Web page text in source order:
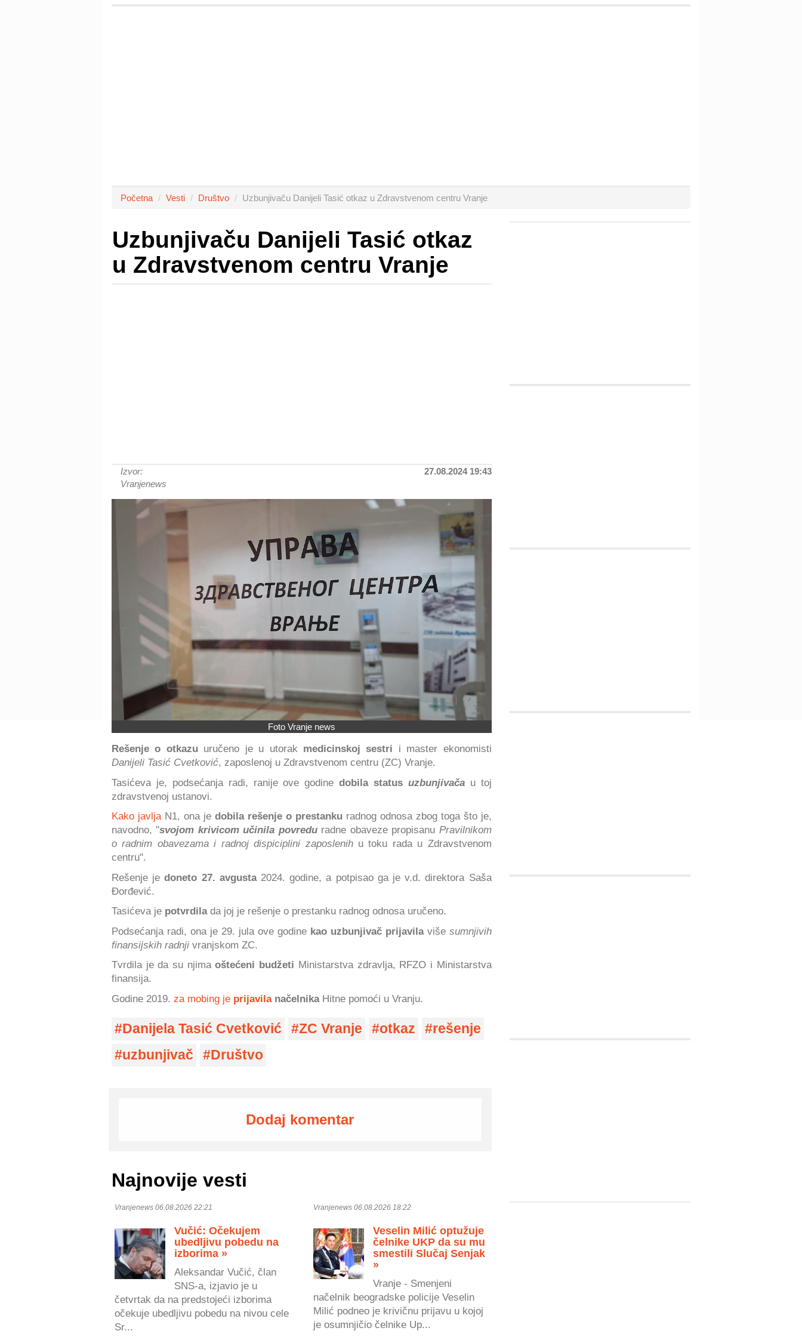
Početna Vesti Društvo Uzbunjivaču Danijeli Tasić otkaz u Zdravstvenom centru Vranje
Uzbunjivaču Danijeli Tasić otkaz
u Zdravstvenom centru Vranje
Izvor:
Vranjenews
27.08.2024 19:43
Foto Vranje news
Rešenje o otkazuuručeno je u utorak medicinskoj sestri i master ekonomisti
Danijeli Tasić Cvetković, zaposlenoj u Zdravstvenom centru (ZC) Vranje.
Tasićeva je, podsećanja radi, ranije ove godinedobila status uzbunjivačau toj
zdravstvenoj ustanovi.
Kako javljaN1, ona je dobila rešenje o prestankuradnog odnosa zbog toga što je,
navodno, "svojom krivicom učinila povreduradne obaveze propisanu Pravilnikom
o radnim obavezama i radnoj dispiciplini zaposlenihu toku rada u Zdravstvenom
centru".
Rešenje jedoneto 27. avgusta2024. godine, a potpisao ga je v.d. direktora Saša
Đorđević.
Tasićeva je potvrdilada joj je rešenje o prestanku radnog odnosa uručeno.
Podsećanja radi, ona je 29. jula ove godine kao uzbunjivač prijavilaviše sumnjivih
finansijskih radnji vranjskom ZC.
Tvrdila je da su njimaoštećeni budžeti Ministarstva zdravlja, RFZO i Ministarstva
finansija.
Godine 2019. za mobing je prijavilanačelnikaHitne pomoći u Vranju.
Danijela Tasić Cvetković ZC Vranje otkaz
rešenje
uzbunjivač
Društvo
Dodaj komentar
Najnovije vesti
Vranjenews 06.08.2026 22:21
Vučić: Očekujem
ubedljivu pobedu na
izborima »
Aleksandar Vučić, član
SNS-a, izjavio je u
četvrtak da na predstojeći izborima
očekuje ubedljivu pobedu na nivou cele
Sr...
Vranjenews 06.08.2026 18:22
Veselin Milić optužuje
čelnike UKP da su mu
smestili Slučaj Senjak
»
Vranje - Smenjeni
načelnik beogradske policije Veselin
Milić podneo je krivičnu prijavu u kojoj
je osumnjičio čelnike Up...